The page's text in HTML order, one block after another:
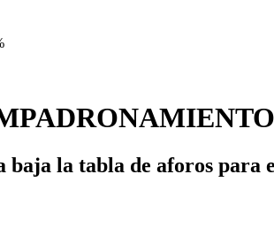
la tabla de aforos